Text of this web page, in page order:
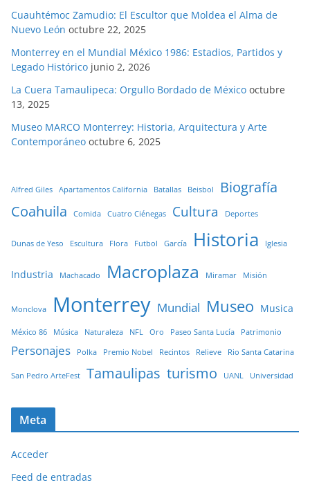
Cuauhtémoc Zamudio: El Escultor que Moldea el Alma de
Nuevo León octubre 22, 2025
Monterrey en el Mundial México 1986: Estadios, Partidos y
Legado Histórico junio 2, 2026
La Cuera Tamaulipeca: Orgullo Bordado de México octubre
13, 2025
Museo MARCO Monterrey: Historia, Arquitectura y Arte
Contemporáneo octubre 6, 2025
Alfred Giles Apartamentos California Batallas Beisbol
Biografía
Coahuila
Comida Cuatro Ciénegas Cultura Deportes
Dunas de Yeso Escultura Flora Futbol García Historia Iglesia
Industria Machacado Macroplaza Miramar Misión
Monclova Monterrey Mundial Museo Musica
México 86 Música Naturaleza NFL Oro Paseo Santa Lucía Patrimonio
Personajes Polka Premio Nobel Recintos Relieve Rio Santa Catarina
San Pedro ArteFest Tamaulipas turismo UANL Universidad
Meta
Acceder
Feed de entradas